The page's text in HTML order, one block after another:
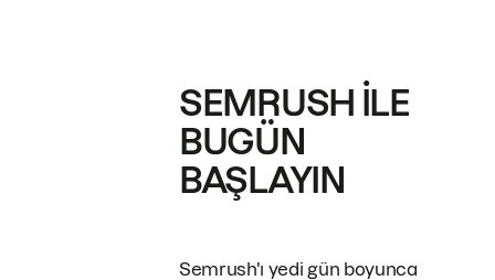
SEMRUSH ILE
BUGÜN
BAŞLAYIN
Semrush'ı yedi gün boyunca